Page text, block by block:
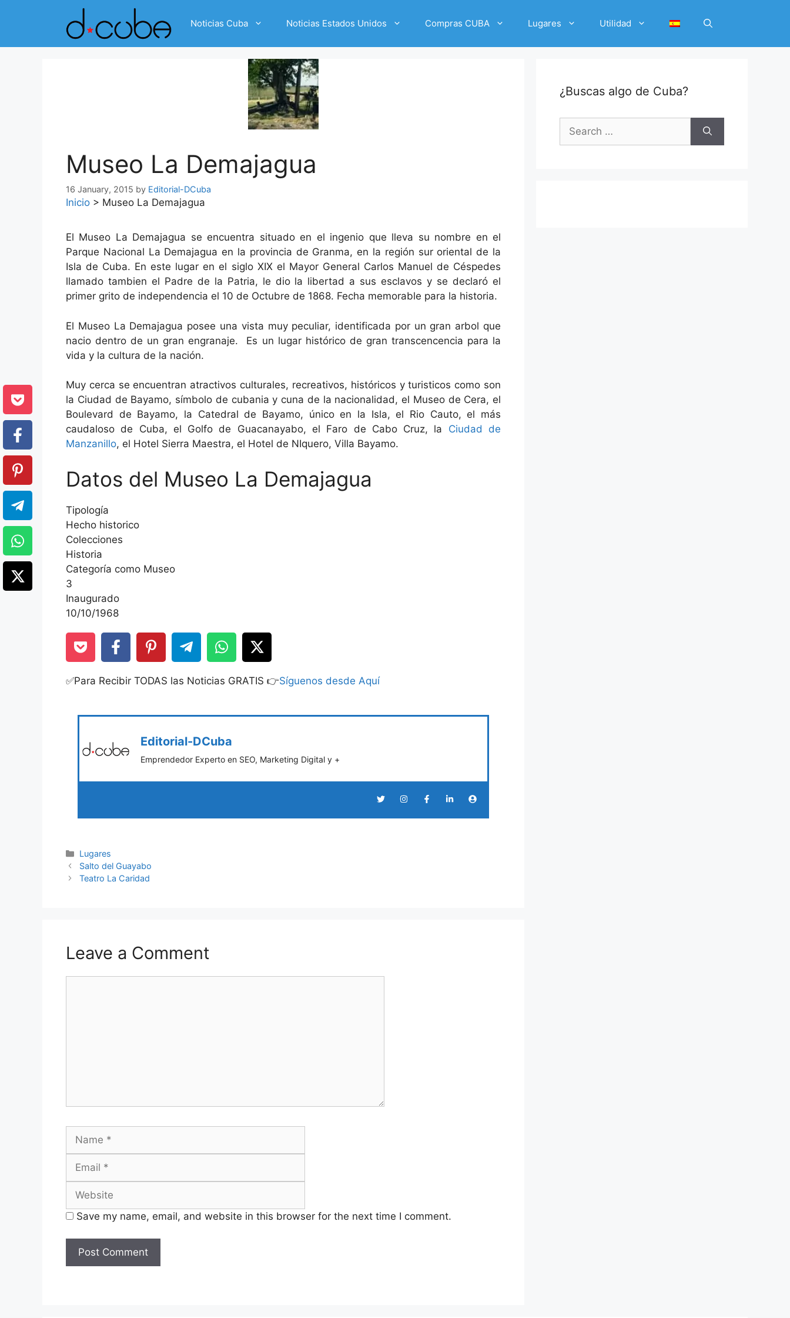
Noticias Cuba Noticias Estados Unidos Compras CUBA Lugares Utilidad
Museo La Demajagua
16 January, 2015 by Editorial-DCuba
Inicio > Museo La Demajagua
El Museo La Demajagua se encuentra situado en el ingenio que lleva su nombre en el
Parque Nacional La Demajagua en la provincia de Granma, en la región sur oriental de la
Isla de Cuba. En este lugar en el siglo XIX el Mayor General Carlos Manuel de Céspedes
llamado tambien el Padre de la Patria, le dio la libertad a sus esclavos y se declaró el
primer grito de independencia el 10 de Octubre de 1868. Fecha memorable para la historia.
El Museo La Demajagua posee una vista muy peculiar, identificada por un gran arbol que
nacio dentro de un gran engranaje. Es un lugar histórico de gran transcencencia para la
vida y la cultura de la nación.
Muy cerca se encuentran atractivos culturales, recreativos, históricos y turisticos como son
la Ciudad de Bayamo, símbolo de cubania y cuna de la nacionalidad, el Museo de Cera, el
Boulevard de Bayamo, la Catedral de Bayamo, único en la Isla, el Rio Cauto, el más
caudaloso de Cuba, el Golfo de Guacanayabo, el Faro de Cabo Cruz, la Ciudad de
Manzanillo, el Hotel Sierra Maestra, el Hotel de NIquero, Villa Bayamo.
Datos del Museo La Demajagua
Tipología
Hecho historico
Colecciones
Historia
Categoría como Museo
3
Inaugurado
10/10/1968
✅Para Recibir TODAS las Noticias GRATIS 👉Síguenos desde Aquí
Editorial-DCuba
Emprendedor Experto en SEO, Marketing Digital y +
Categories
Lugares
Salto del Guayabo
Teatro La Caridad
Leave a Comment
Save my name, email, and website in this browser for the next time I comment.
¿Buscas algo de Cuba?
Search
for: